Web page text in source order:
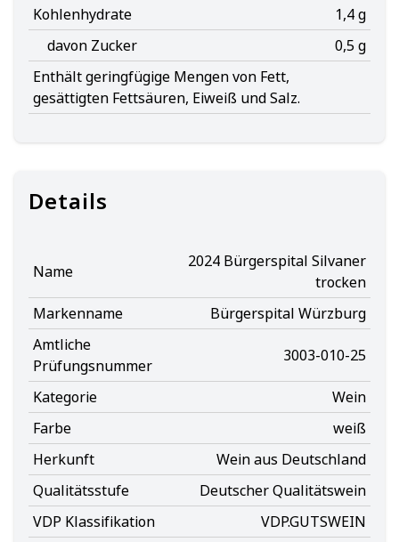
Kohlenhydrate
1,4 g
davon Zucker
0,5 g
Enthält geringfügige Mengen von Fett,
gesättigten Fettsäuren, Eiweiß und Salz.
Details
Name
2024 Bürgerspital Silvaner
trocken
Markenname
Bürgerspital Würzburg
Amtliche
Prüfungsnummer
3003-010-25
Kategorie
Wein
Farbe
weiß
Herkunft
Wein aus Deutschland
Qualitätsstufe
Deutscher Qualitätswein
VDP Klassifikation
VDP.GUTSWEIN